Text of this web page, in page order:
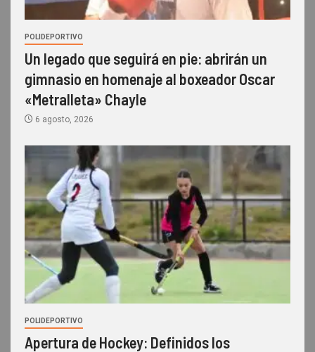
POLIDEPORTIVO
Un legado que seguirá en pie: abrirán un
gimnasio en homenaje al boxeador Oscar
«Metralleta» Chayle
6 agosto, 2026
POLIDEPORTIVO
Apertura de Hockey: Definidos los